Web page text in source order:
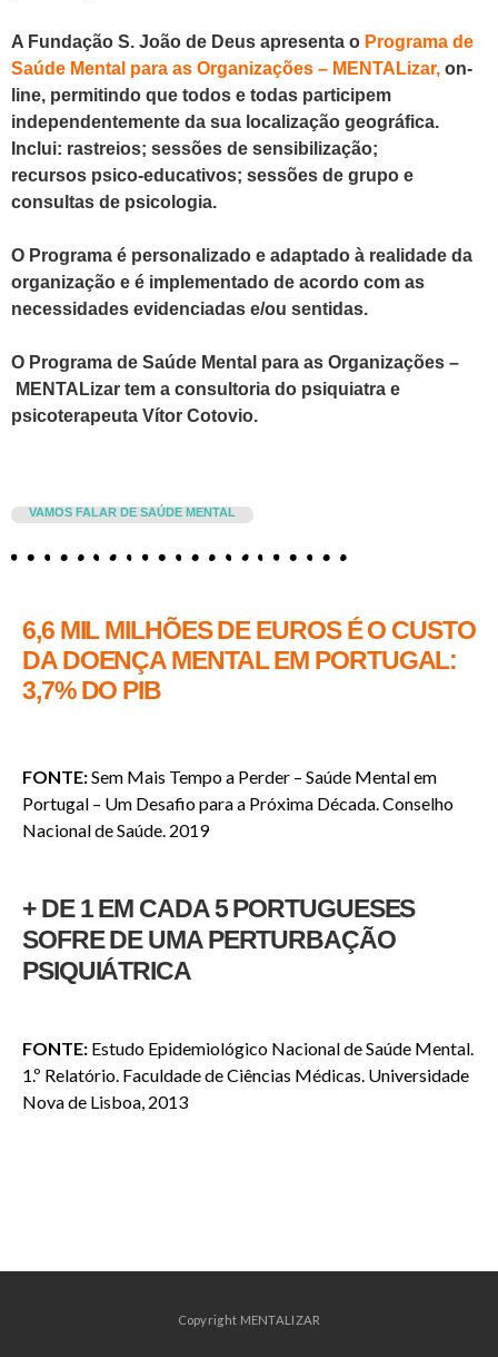
A Fundação S. João de Deus apresenta o Programa de
Saúde Mental para as Organizações – MENTALizar, on-
line, permitindo que todos e todas participem
independentemente da sua localização geográfica.
Inclui: rastreios; sessões de sensibilização;
recursos psico-educativos; sessões de grupo e
consultas de psicologia.
O Programa é personalizado e adaptado à realidade da
organização e é implementado de acordo com as
necessidades evidenciadas e/ou sentidas.
O Programa de Saúde Mental para as Organizações –
MENTALizar tem a consultoria do psiquiatra e
psicoterapeuta Vítor Cotovio.
VAMOS FALAR DE SAÚDE MENTAL
6,6 MIL MILHÕES DE EUROS É O CUSTO
DA DOENÇA MENTAL EM PORTUGAL:
3,7% DO PIB
FONTE:Sem Mais Tempo a Perder – Saúde Mental em
Portugal – Um Desafio para a Próxima Década. Conselho
Nacional de Saúde. 2019
+ DE 1 EM CADA 5 PORTUGUESES
SOFREDE UMA PERTURBAÇÃO
PSIQUIÁTRICA
FONTE: Estudo Epidemiológico Nacional de Saúde Mental.
1.º Relatório. Faculdade de Ciências Médicas. Universidade
Nova de Lisboa, 2013
Copyright MENTALIZAR